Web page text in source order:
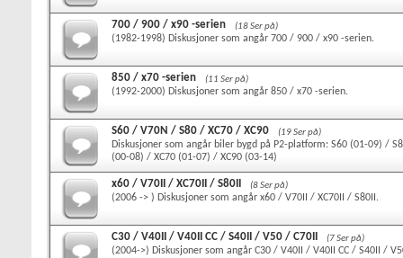
700 / 900 / x90 -serien (18 Ser på)
(1982-1998) Diskusjoner som angår 700 / 900 / x90 -serien.
850 / x70 -serien (11 Ser på)
(1992-2000) Diskusjoner som angår 850 / x70 -serien.
S60 / V70N / S80 / XC70 / XC90 (19 Ser på)
Diskusjoner som angår biler bygd på P2-platform: S60 (01-09) /
(00-08) / XC70 (01-07) / XC90 (03-14)
x60 / V70II / XC70II / S80II (8 Ser på)
(2006 -> ) Diskusjoner som angår x60 / V70II / XC70II / S80II.
C30 / V40II / V40II CC / S40II / V50 / C70II (7 Ser på)
(2004->) Diskusjoner som angår C30 / V40II / V40II CC / S40II /